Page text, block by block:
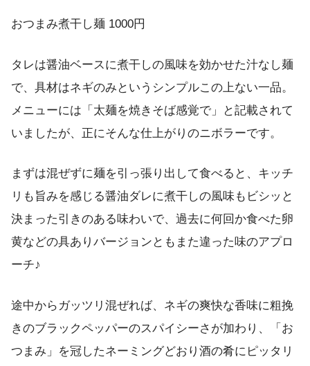
おつまみ煮干し麺 1000円
タレは醤油ベースに煮干しの風味を効かせた汁なし麺
で、具材はネギのみというシンプルこの上ない一品。
メニューには「太麺を焼きそば感覚で」と記載されて
いましたが、正にそんな仕上がりのニボラーです。
まずは混ぜずに麺を引っ張り出して食べると、キッチ
リも旨みを感じる醤油ダレに煮干しの風味もビシッと
決まった引きのある味わいで、過去に何回か食べた卵
黄などの具ありバージョンともまた違った味のアプロ
ーチ♪
途中からガッツリ混ぜれば、ネギの爽快な香味に粗挽
きのブラックペッパーのスパイシーさが加わり、「お
つまみ」を冠したネーミングどおり酒の肴にピッタリ